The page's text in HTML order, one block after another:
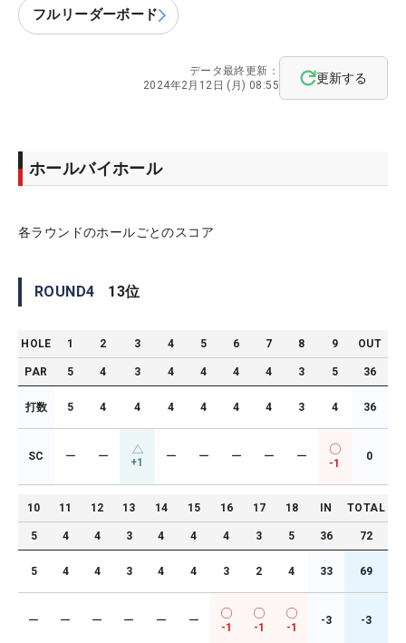
フルリーダーボード
データ最終更新：
2024年2月12日 (月) 08:55
更新する
ホールバイホール
各ラウンドのホールごとのスコア
ROUND4 13位
HOLE 1 2 3 4 5 6 7 8 9 OUT
PAR 5 4 3 4 4 4 4 3 5 36
打数 5 4 4 4 4 4 4 3 4 36
SC ー ー +1 ー ー ー ー ー
-1
0
10 11 12 13 14 15 16 17 18 IN TOTAL
5 4 4 3 4 4 4 3 5 36 72
5 4 4 3 4 4 3 2 4 33 69
ー ー ー ー ー ー
-1 -1 -1
-3 -3